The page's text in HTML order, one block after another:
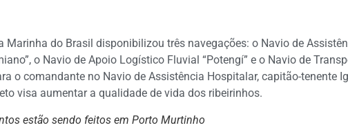
Marinha do Brasil disponibilizou três navegações: o Navio de
o Navio de Apoio Logístico Fluvial “Potengí” e o Navio de
o comandante no Navio de Assistência Hospitalar, capitão-tenente
visa aumentar a qualidade de vida dos ribeirinhos.
estão sendo feitos em Porto Murtinho